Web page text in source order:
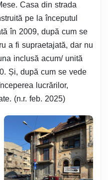
Casa din strada
pe la începutul
în 2009, după cum se
a fi supraetajată, dar nu
inclusă acum/ unită
Și, după cum se vede
lucrărilor,
(n.r. feb. 2025)